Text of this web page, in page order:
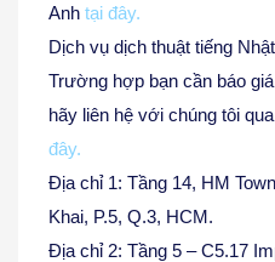
Anh tại đây.
Dịch vụ dịch thuật tiếng Nhật
Trường hợp bạn cần báo
hãy liên hệ với chúng tôi
đây.
Địa chỉ 1: Tầng 14, HM
Khai, P.5, Q.3, HCM.
Địa chỉ 2: Tầng 5 – C5.17